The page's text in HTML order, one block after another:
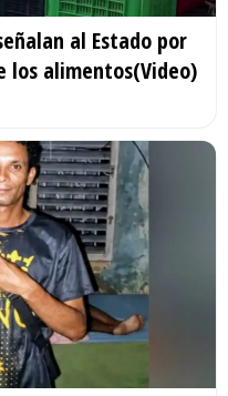
al Estado por
los alimentos(Video)